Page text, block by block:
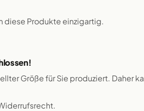
diese Produkte einzigartig.
Größe für Sie produziert. Daher